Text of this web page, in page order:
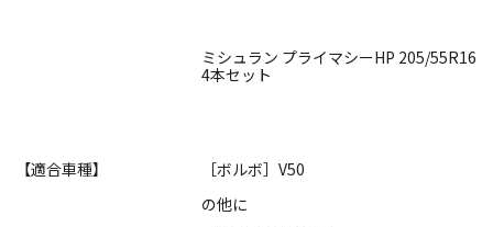
ミシュラン プライマシーHP 205/55R16
4本セット
【適合車種】
［ボルボ］V50
の他に